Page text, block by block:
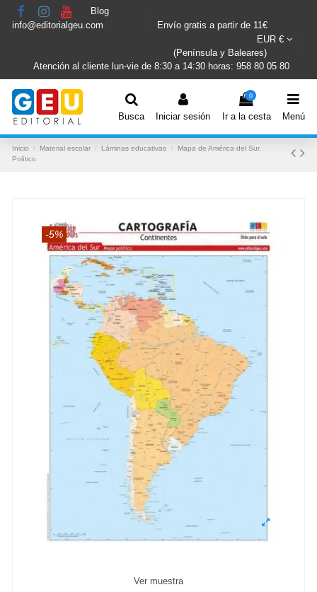
Blog
info@editorialgeu.com
Envío gratis a partir de 11€
EUR €
(Península y Baleares)
Atención al cliente lun-vie de 8:30 a 14:30 horas: 958 80 05 80
Busca Iniciar sesión
0
Ir a la cesta Menú
Inicio Material escolar Láminas educativas
Mapa de América del Sur.
Político
-5%
Ver muestra